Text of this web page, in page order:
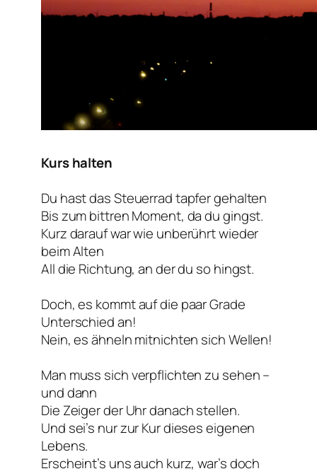
Kurs halten
Du hast das Steuerrad tapfer gehalten
Bis zum bittren Moment, da du gingst.
Kurz darauf war wie unberührt wieder
beim Alten
All die Richtung, an der du so hingst.
Doch, es kommt auf die paar Grade
Unterschied an!
Nein, es ähneln mitnichten sich Wellen!
Man muss sich verpflichten zu sehen –
und dann
Die Zeiger der Uhr danach stellen.
Und sei’s nur zur Kur dieses eigenen
Lebens.
Erscheint’s uns auch kurz, war’s doch